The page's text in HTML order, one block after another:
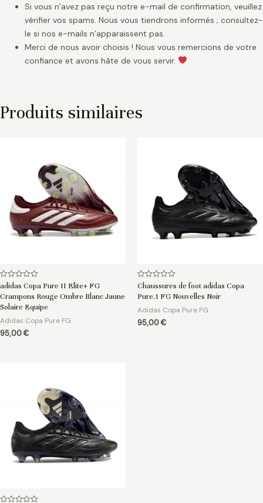
Si vous n’avez pas reçu notre e-mail de confirmation, veuillez
vérifier vos spams. Nous vous tiendrons informés ; consultez-
le si nos e-mails n’apparaissent pas.
Merci de nous avoir choisis ! Nous vous remercions de votre
confiance et avons hâte de vous servir.
Produits similaires
Note
sur
5
adidas Copa Pure II Elite+ FG
Crampons Rouge Ombre Blanc Jaune
Solaire Equipe
Adidas Copa Pure FG
95,00€
Note
sur
Chaussures de foot adidas Copa
Pure.1 FG Nouvelles Noir
Adidas Copa Pure FG
95,00€